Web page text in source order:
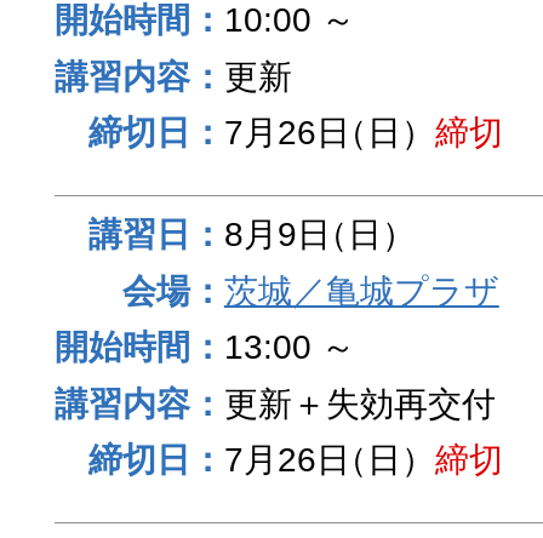
10:00 ～
更新
7月26日（日） 締切
8月9日（日）
茨城／亀城プラザ
13:00 ～
更新＋失効再交付
7月26日（日） 締切